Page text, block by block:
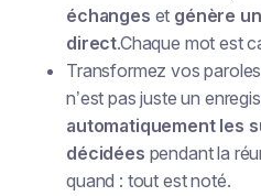
échanges et génère
direct.Chaque mot est
Transformez vos
n’est pas juste un
automatiquement les
décidées pendant la
quand : tout est noté.